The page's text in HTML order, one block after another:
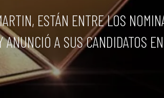
ESTÁN ENTRE LOS
ANUNCIÓ A SUS CANDIDATOS